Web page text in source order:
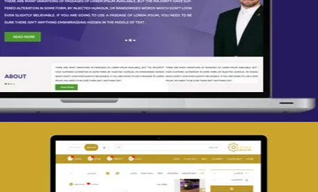
تصميم spring life